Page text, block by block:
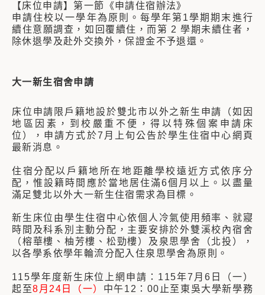
【床位申請】第一節《申請住宿辦法》
申請住校以一學年為原則。每學年第1學期期末進行
續住意願調查，如回覆續住，而第 2 學期未續住者，
除休退學及赴外交換外，保證金不予退還。
大一新生宿舍申請
床位申請限戶籍地設於雙北市以外之新生申請（如因
地區因素，到校嚴重不便，得以特殊個案申請床
位），申請方式於7月上旬公告於學生住宿中心網頁
最新消息。
住宿分配以戶籍地所在地距離學校遠近方式依序分
配，惟設籍時間應於當地居住滿6個月以上。以盡量
滿足雙北以外大一新生住宿需求為目標。
新生床位由學生住宿中心依個人冷氣使用頻率、就寢
時間及科系別主動分配，主要安排於外雙溪校內宿舍
（榕華樓、柚芳樓、松勁樓）及泉思學舍（北投），
以各學系依學年輪流分配入住泉思學舍為原則。
115學年度新生床位上網申請：115年7月6日（一）
起至8月24日（一） 中午12：00止至東吳大學新學務